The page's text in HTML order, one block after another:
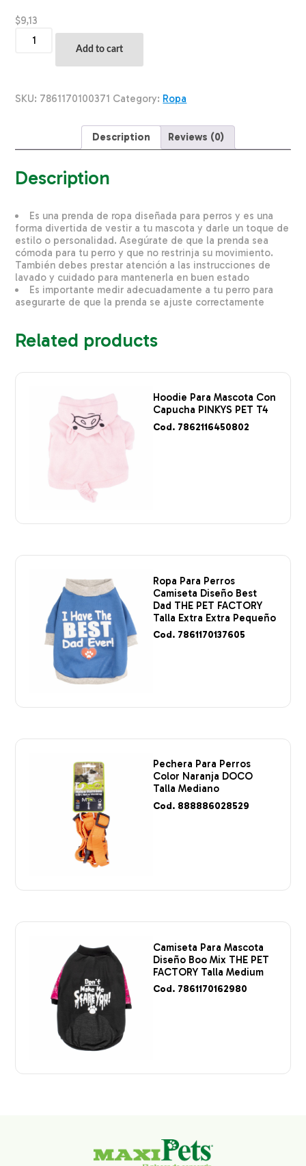
$9,13
Para
Que
FACTORY
quantity
Add to cart
SKU: 7861170100371 Category: Ropa
Description Reviews (0)
Description
Es una prenda de ropa diseñada para perros y es una
forma divertida de vestir a tu mascota y darle un toque de
estilo o personalidad. Asegúrate de que la prenda sea
cómoda para tu perro y que no restrinja su movimiento.
También debes prestar atención a las instrucciones de
lavado y cuidado para mantenerla en buen estado
Es importante medir adecuadamente a tu perro para
asegurarte de que la prenda se ajuste correctamente
Related products
Hoodie Para Mascota Con
Capucha PINKYS PET T4
Cod. 7862116450802
Ropa Para Perros
Camiseta Diseño Best
Dad THE PET FACTORY
Talla Extra Extra Pequeño
Cod. 7861170137605
Pechera Para Perros
Color Naranja DOCO
Talla Mediano
Cod. 888886028529
Camiseta Para Mascota
Diseño Boo Mix THE PET
FACTORY Talla Medium
Cod. 7861170162980